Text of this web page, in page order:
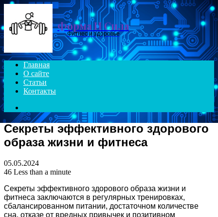
Menu
Форма И Сила
Фитнес и здоровье
Главная
О сайте
Статьи
Контакты
for
Секреты эффективного здорового
образа жизни и фитнеса
05.05.2024
46 Less than a minute
Секреты эффективного здорового образа жизни и
фитнеса заключаются в регулярных тренировках,
сбалансированном питании, достаточном количестве
сна, отказе от вредных привычек и позитивном